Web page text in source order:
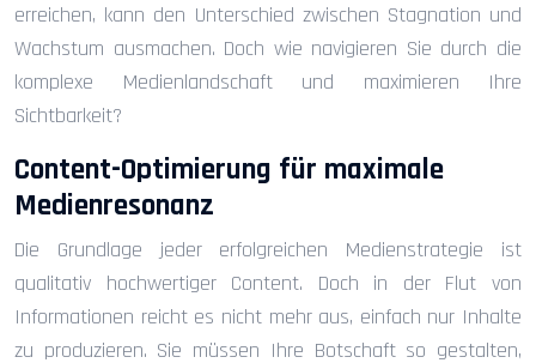
erreichen, kann den Unterschied zwischen Stagnation und
Wachstum ausmachen. Doch wie navigieren Sie durch die
komplexe Medienlandschaft und maximieren Ihre
Sichtbarkeit?
Content-Optimierung für maximale
Medienresonanz
Die Grundlage jeder erfolgreichen Medienstrategie ist
qualitativ hochwertiger Content. Doch in der Flut von
Informationen reicht es nicht mehr aus, einfach nur Inhalte
zu produzieren. Sie müssen Ihre Botschaft so gestalten,